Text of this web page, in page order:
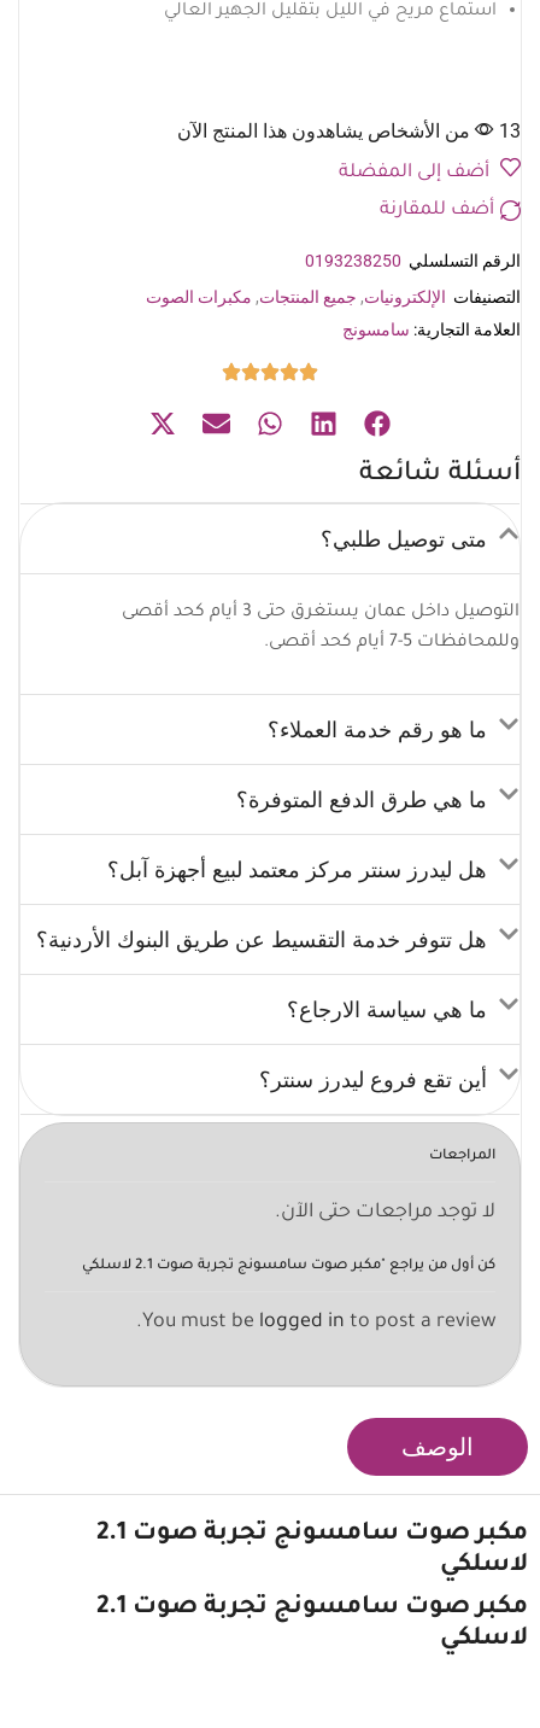
استماع مريح في الليل بتقليل الجهير العالي
13 من الأشخاص يشاهدون هذا المنتج الآن
أضف إلى المفضلة
أضف للمقارنة
الرقم التسلسلي 0193238250
التصنيفات الإلكترونيات, جميع المنتجات, مكبرات الصوت
العلامة التجارية: سامسونج
أسئلة شائعة
متى توصيل طلبي؟
التوصيل داخل عمان يستغرق حتى 3 أيام كحد أقصى
وللمحافظات 5-7 أيام كحد أقصى.
ما هو رقم خدمة العملاء؟
ما هي طرق الدفع المتوفرة؟
هل ليدرز سنتر مركز معتمد لبيع أجهزة آبل؟
هل تتوفر خدمة التقسيط عن طريق البنوك الأردنية؟
ما هي سياسة الارجاع؟
أين تقع فروع ليدرز سنتر؟
المراجعات
لا توجد مراجعات حتى الآن.
كن أول من يراجع "مكبر صوت سامسونج تجربة صوت 2.1 لاسلكي
You must be logged in to post a review.
الوصف
مكبر صوت سامسونج
تجربة صوت 2.1
لاسلكي
مكبر صوت سامسونج تجربة صوت 2.1
لاسلكي